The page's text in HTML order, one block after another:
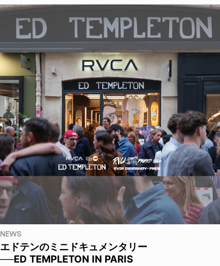
NEWS
エドテンのミニドキュメンタリー
──ED TEMPLETON IN PARIS